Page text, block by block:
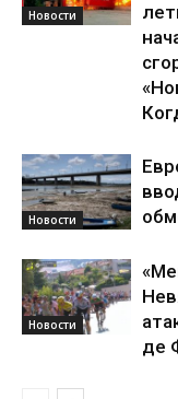
Новости
Новости
Новости
де